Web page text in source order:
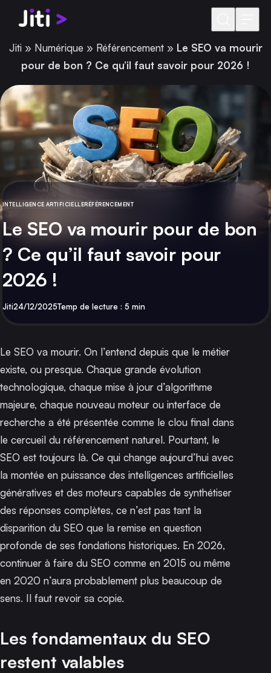
Aller au contenu
Jiti» Numérique» Référencement» Le SEO va mourir
pour de bon ? Ce qu’il faut savoir pour 2026 !
CATÉGORIE
INTELLIGENCE ARTIFICIELLERÉFÉRENCEMENT
Le SEO va mourir pour de bon
? Ce qu’il faut savoir pour
2026 !
Par
JitiPublié
24/12/2025Temp de lecture : 5 min
Le SEO va mourir. On l’entend depuis que le métier
existe, ou presque. Chaque grande évolution
technologique, chaque mise à jour d’algorithme
majeure, chaque nouveau moteur ou interface de
recherche a été présentée comme le clou final dans
le cercueil du référencement naturel. Pourtant, le
SEO est toujours là. Ce qui change aujourd’hui avec
la montée en puissance des intelligences artificielles
génératives et des moteurs capables de synthétiser
des réponses complètes, ce n’est pas tant la
disparition du SEO que la remise en question
profonde de ses fondations historiques. En 2026,
continuer à faire du SEO comme en 2015 ou même
en 2020 n’aura probablement plus beaucoup de
sens. Il faut revoir sa copie.
Les fondamentaux du SEO
restent valables